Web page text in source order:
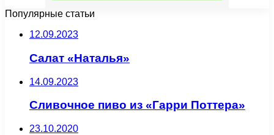
Популярные статьи
12.09.2023
Салат «Наталья»
14.09.2023
Сливочное пиво из «Гарри Поттера»
23.10.2020